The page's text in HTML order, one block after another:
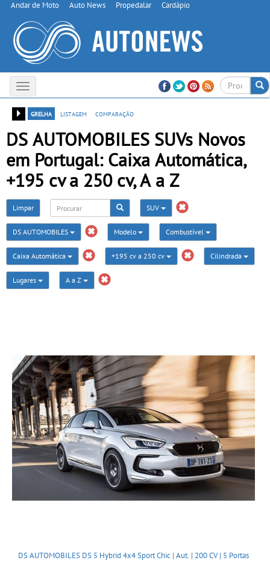
Andar de Moto Auto News Propedalar Cardápio
Toggle
navigation
grelha
listagem comparação
DS AUTOMOBILES SUVs Novos
em Portugal: Caixa Automática,
+195 cv a 250 cv, A a Z
Limpar SUV
DS AUTOMOBILES Modelo Combustível
Caixa Automática +195 cv a 250 cv Cilindrada
Lugares A a Z
DS AUTOMOBILES DS 5 Hybrid 4x4 Sport Chic | Aut. | 200 CV | 5 Portas